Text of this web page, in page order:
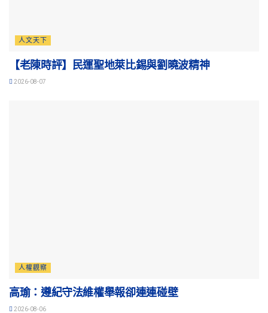
人文天下
【老陳時評】民運聖地萊比錫與劉曉波精神
2026-08-07
人權觀察
高瑜：遵紀守法維權舉報卻連連碰壁
2026-08-06